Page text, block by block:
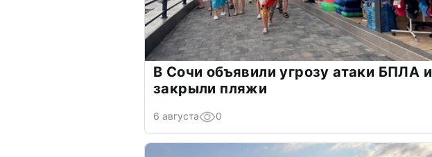
В Сочи объявили угрозу атаки БПЛА и
закрыли пляжи
6 августа 0